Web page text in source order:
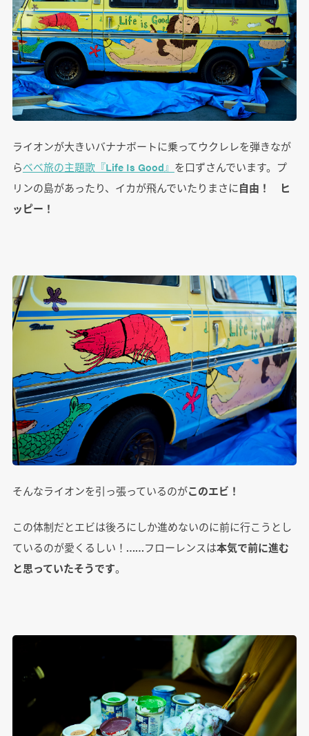
ライオンが大きいバナナボートに乗ってウクレレを弾きなが
らベベ旅の主題歌『Life Is Good』 を口ずさんでいます。プ
リンの島があったり、イカが飛んでいたりまさに自由！ ヒ
ッピー！
そんなライオンを引っ張っているのがこのエビ！
この体制だとエビは後ろにしか進めないのに前に行こうとし
ているのが愛くるしい！……フローレンスは本気で前に進む
と思っていたそうです。